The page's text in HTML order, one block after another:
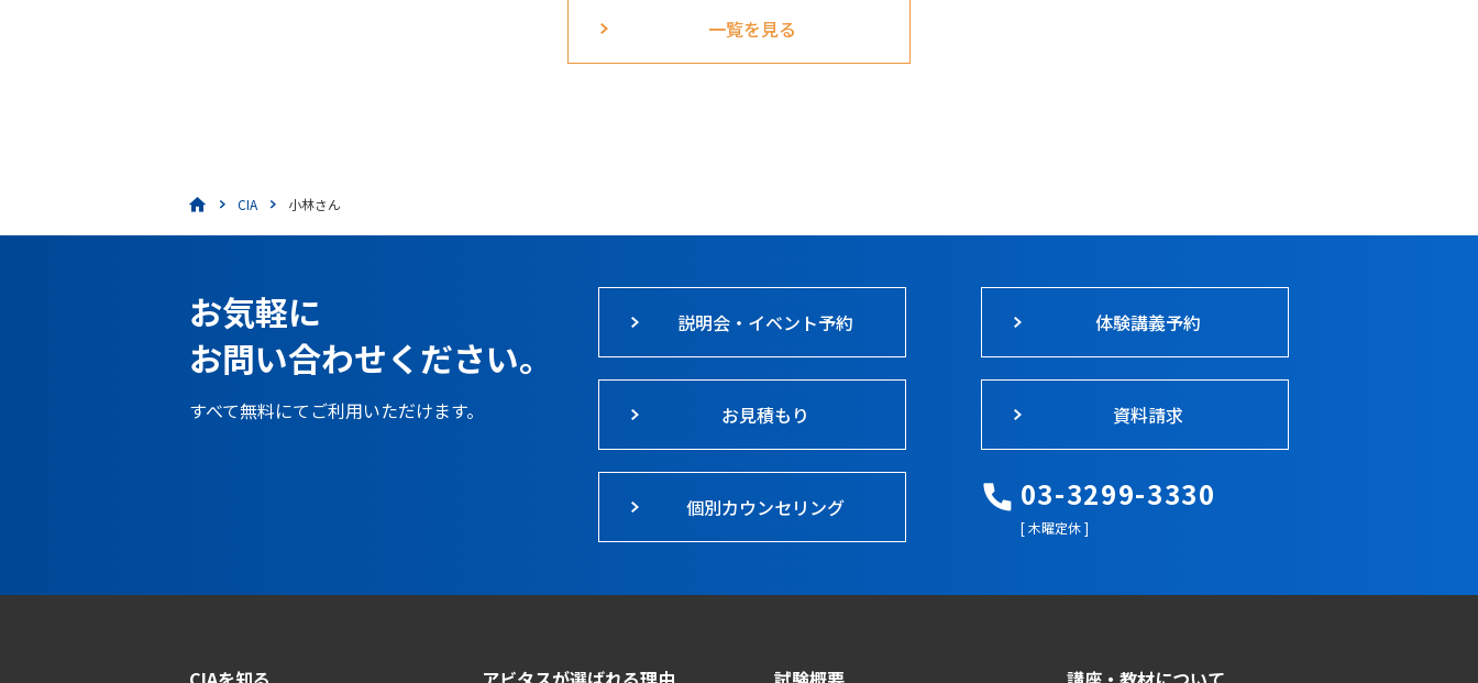
一覧を見る
CIA 小林さん
お気軽に
お問い合わせください。
すべて無料にてご利用いただけます。
説明会・イベント予約 体験講義予約
お見積もり 資料請求
個別カウンセリング 03-3299-3330
[ 木曜定休 ]